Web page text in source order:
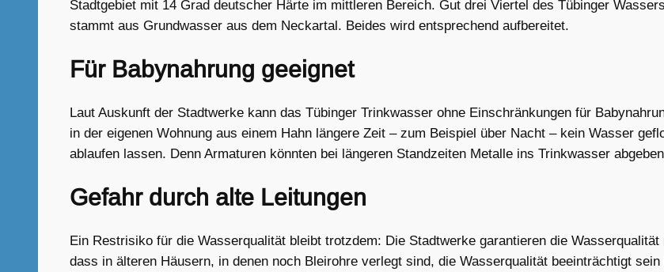
Stadtgebiet mit 14 Grad deutscher Härte im mittleren Bereich. Gut drei Viertel des Tübinger
stammt aus Grundwasser aus dem Neckartal. Beides wird entsprechend aufbereitet.
Für Babynahrung geeignet
Laut Auskunft der Stadtwerke kann das Tübinger Trinkwasser ohne Einschränkungen für
in der eigenen Wohnung aus einem Hahn längere Zeit – zum Beispiel über Nacht – kein Wasser
ablaufen lassen. Denn Armaturen könnten bei längeren Standzeiten Metalle ins Trinkwasser
Gefahr durch alte Leitungen
Ein Restrisiko für die Wasserqualität bleibt trotzdem: Die Stadtwerke garantieren die
dass in älteren Häusern, in denen noch Bleirohre verlegt sind, die Wasserqualität beeinträchtigt